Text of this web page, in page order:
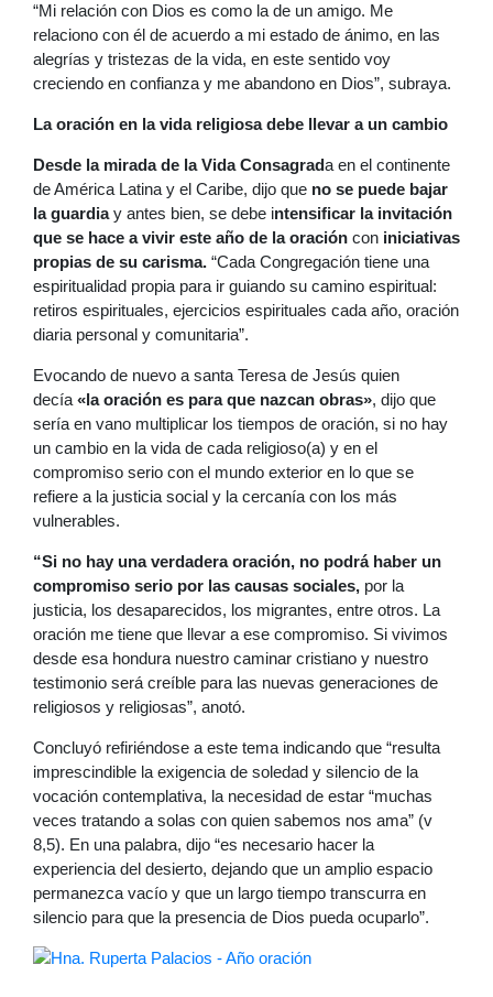
“Mi relación con Dios es como la de un amigo. Me
relaciono con él de acuerdo a mi estado de ánimo, en las
alegrías y tristezas de la vida, en este sentido voy
creciendo en confianza y me abandono en Dios”, subraya.
La oración en la vida religiosa debe llevar a un cambio
Desde la mirada de la Vida Consagrada en el continente
de América Latina y el Caribe, dijo que no se puede bajar
la guardiay antes bien, se debe intensificar la invitación
que se hace a vivir este año de la oración con iniciativas
propias de su carisma. “Cada Congregación tiene una
espiritualidad propia para ir guiando su camino espiritual:
retiros espirituales, ejercicios espirituales cada año, oración
diaria personal y comunitaria”.
Evocando de nuevo a santa Teresa de Jesús quien
decía «la oración es para que nazcan obras», dijo que
sería en vano multiplicar los tiempos de oración, si no hay
un cambio en la vida de cada religioso(a) y en el
compromiso serio con el mundo exterior en lo que se
refiere a la justicia social y la cercanía con los más
vulnerables.
“Si no hay una verdadera oración, no podrá haber un
compromiso serio por las causas sociales, por la
justicia, los desaparecidos, los migrantes, entre otros. La
oración me tiene que llevar a ese compromiso. Si vivimos
desde esa hondura nuestro caminar cristiano y nuestro
testimonio será creíble para las nuevas generaciones de
religiosos y religiosas”, anotó.
Concluyó refiriéndose a este tema indicando que “resulta
imprescindible la exigencia de soledad y silencio de la
vocación contemplativa, la necesidad de estar “muchas
veces tratando a solas con quien sabemos nos ama” (v
8,5). En una palabra, dijo “es necesario hacer la
experiencia del desierto, dejando que un amplio espacio
permanezca vacío y que un largo tiempo transcurra en
silencio para que la presencia de Dios pueda ocuparlo”.